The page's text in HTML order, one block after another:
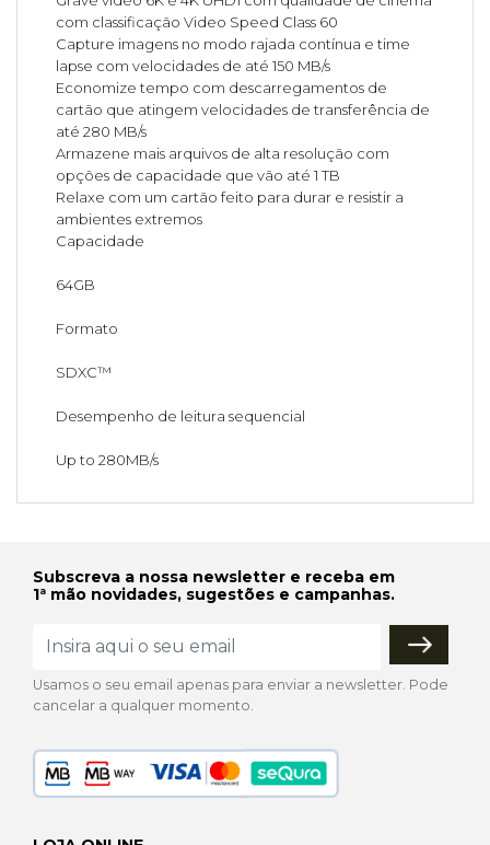
com classificação Video Speed Class 60
Capture imagens no modo rajada contínua e time
lapse com velocidades de até 150 MB/s
Economize tempo com descarregamentos de
cartão que atingem velocidades de transferência de
até 280 MB/s
Armazene mais arquivos de alta resolução com
opções de capacidade que vão até 1 TB
Relaxe com um cartão feito para durar e resistir a
ambientes extremos
Capacidade
64GB
Formato
SDXC™
Desempenho de leitura sequencial
Up to 280MB/s
Subscreva a nossa newsletter e receba em
1ª mão novidades, sugestões e campanhas.
Usamos o seu email apenas para enviar a newsletter. Pode
cancelar a qualquer momento.